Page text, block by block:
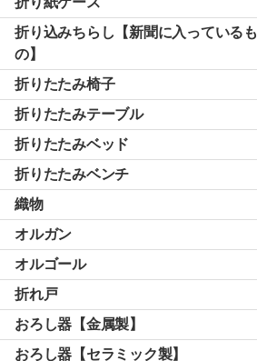
折り込みちらし【新聞に入っているも
の】
折りたたみ椅子
折りたたみテーブル
折りたたみベッド
折りたたみベンチ
織物
オルガン
オルゴール
折れ戸
おろし器【金属製】
おろし器【セラミック製】